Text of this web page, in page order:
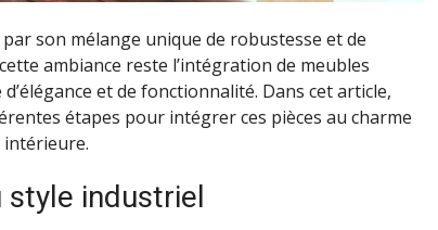
son mélange unique de robustesse et de
ambiance reste l’intégration de meubles
et de fonctionnalité. Dans cet article,
étapes pour intégrer ces pièces au charme
style industriel